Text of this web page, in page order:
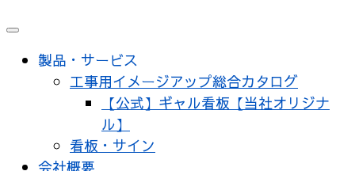
メ
製品・サービス
工事用イメージアップ総合カタログ
【公式】ギャル看板【当社オリジナ
ル】
看板・サイン
会社概要